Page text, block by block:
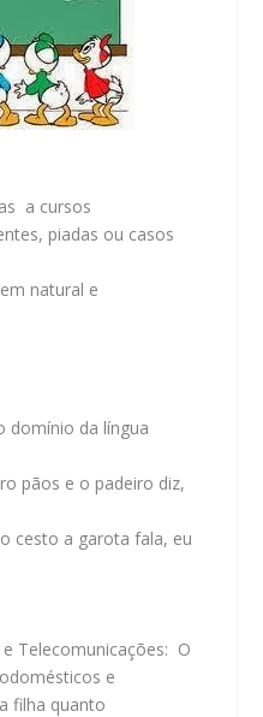
a cursos
piadas ou casos
natural e
domínio da língua
pãos e o padeiro diz,
cesto a garota fala, eu
Telecomunicações: O
e
filha quanto